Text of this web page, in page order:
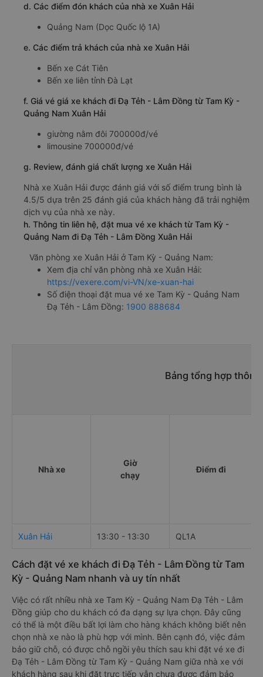
d. Các điểm đón khách của nhà xe Xuân Hải
Quảng Nam (Dọc Quốc lộ 1A)
e. Các điểm trả khách của nhà xe Xuân Hải
Bến xe Cát Tiên
Bến xe liên tỉnh Đà Lạt
f. Giá vé giá xe khách đi Đạ Tẻh - Lâm Đồng từ Tam Kỳ -
Quảng Nam Xuân Hải
giường nằm đôi 700000đ/vé
limousine 700000đ/vé
g. Review, đánh giá chất lượng xe Xuân Hải
Nhà xe Xuân Hải được đánh giá với số điểm trung bình là
4.5/5 dựa trên 25 đánh giá của khách hàng đã trải nghiệm
dịch vụ của nhà xe này.
h. Thông tin liên hệ, đặt mua vé xe khách từ Tam Kỳ -
Quảng Nam đi Đạ Tẻh - Lâm Đồng Xuân Hải
Văn phòng xe Xuân Hải ở Tam Kỳ - Quảng Nam:
Xem địa chỉ văn phòng nhà xe Xuân Hải:
https://vexere.com/vi-VN/xe-xuan-hai
Số điện thoại đặt mua vé xe Tam Kỳ - Quảng Nam
Đạ Tẻh - Lâm Đồng: 1900 888684
Bảng tổng hợp
Nhà xe
Giờ
chạy
Điểm đi
Xuân Hải 13:30 - 13:30 QL1A
Cách đặt vé xe khách đi Đạ Tẻh - Lâm Đồng từ Tam
Kỳ - Quảng Nam nhanh và uy tín nhất
Việc có rất nhiều nhà xe Tam Kỳ - Quảng Nam Đạ Tẻh - Lâm
Đồng giúp cho du khách có đa dạng sự lựa chọn. Đây cũng
có thể là một điều bất lợi làm cho hàng khách không biết nên
chọn nhà xe nào là phù hợp với mình. Bên cạnh đó, việc đảm
bảo giữ chỗ, có được chỗ ngồi yêu thích sau khi đặt vé xe đi
Đạ Tẻh - Lâm Đồng từ Tam Kỳ - Quảng Nam giữa nhà xe với
khách hàng sau khi đặt trực tiếp vẫn chưa được đảm bảo